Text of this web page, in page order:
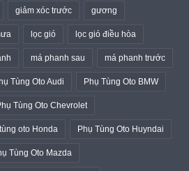
giảm xóc trước gương
lọc gió lọc gió điều hòa
má phanh sau má phanh trước
Tùng Oto Audi Phụ Tùng Oto BMW
Tùng Oto Chevrolet
oto Honda Phụ Tùng Oto Huyndai
Tùng Oto Mazda